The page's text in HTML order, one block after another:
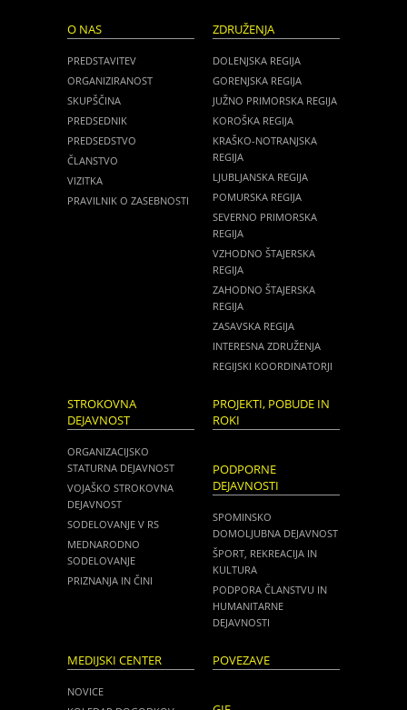
O NAS
PREDSTAVITEV
ORGANIZIRANOST
SKUPŠČINA
PREDSEDNIK
PREDSEDSTVO
ČLANSTVO
VIZITKA
PRAVILNIK O ZASEBNOSTI
ZDRUŽENJA
DOLENJSKA REGIJA
GORENJSKA REGIJA
JUŽNO PRIMORSKA REGIJA
KOROŠKA REGIJA
KRAŠKO-NOTRANJSKA
REGIJA
LJUBLJANSKA REGIJA
POMURSKA REGIJA
SEVERNO PRIMORSKA
REGIJA
VZHODNO ŠTAJERSKA
REGIJA
ZAHODNO ŠTAJERSKA
REGIJA
ZASAVSKA REGIJA
INTERESNA ZDRUŽENJA
REGIJSKI KOORDINATORJI
STROKOVNA
DEJAVNOST
ORGANIZACIJSKO
STATURNA DEJAVNOST
VOJAŠKO STROKOVNA
DEJAVNOST
SODELOVANJE V RS
MEDNARODNO
SODELOVANJE
PRIZNANJA IN ČINI
PROJEKTI, POBUDE IN
ROKI
PODPORNE
DEJAVNOSTI
SPOMINSKO
DOMOLJUBNA DEJAVNOST
ŠPORT, REKREACIJA IN
KULTURA
PODPORA ČLANSTVU IN
HUMANITARNE
DEJAVNOSTI
MEDIJSKI CENTER
NOVICE
POVEZAVE